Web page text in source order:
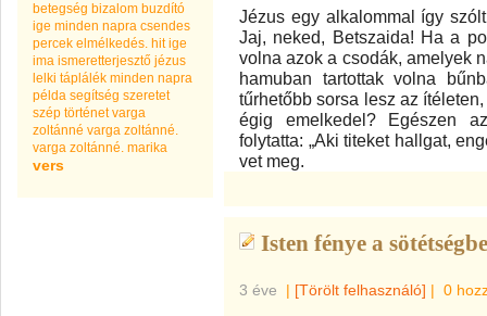
betegség bizalom buzdító
ige minden napra csendes
percek elmélkedés. hit ige
ima ismeretterjesztő jézus
lelki táplálék minden napra
példa segítség szeretet
szép történet varga
zoltánné varga zoltánné.
varga zoltánné. marika
vers
Jézus egy alkalommal így
Jaj, neked, Betszaida! Ha a
volna azok a csodák, amelyek
hamuban tartottak volna
tűrhetőbb sorsa lesz az
égig emelkedel? Egészen
folytatta: „Aki titeket hallgat,
vet meg.
Isten fénye a
3 éve | [Törölt felhasználó] | 0